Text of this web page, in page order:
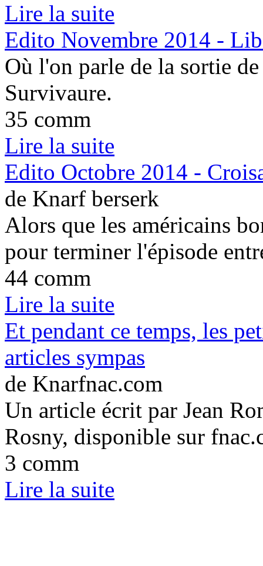
Lire la suite
Edito Novembre 2014 -
Où l'on parle de la sortie
Survivaure.
35 comm
Lire la suite
Edito Octobre 2014 -
de Knarf berserk
Alors que les américains
pour terminer l'épisode
44 comm
Lire la suite
Et pendant ce temps, les
articles sympas
de Knarfnac.com
Un article écrit par Jean
Rosny, disponible sur
3 comm
Lire la suite